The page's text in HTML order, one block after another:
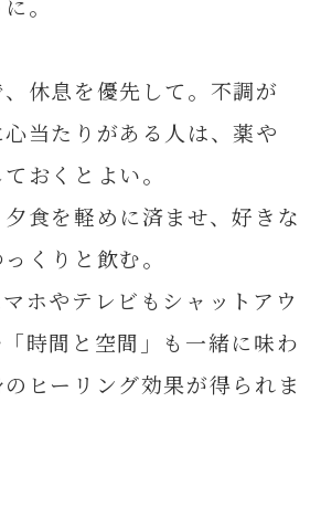
。
休息を優先して。不調が
当たりがある人は、薬や
おくとよい。
食を軽めに済ませ、好きな
くりと飲む。
ホやテレビもシャットアウ
時間と空間」も一緒に味わ
ヒーリング効果が得られま